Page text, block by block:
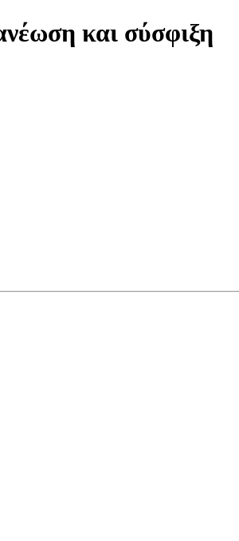
και σύσφιξη